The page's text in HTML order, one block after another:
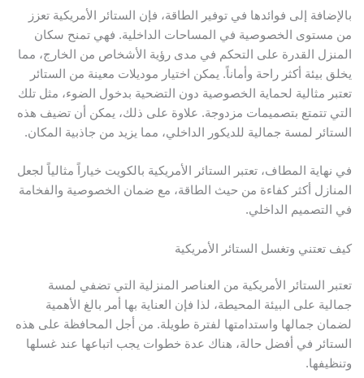
إلى فوائدها في توفير الطاقة، فإن الستائر الأمريكية تعزز
مستوى الخصوصية في المساحات الداخلية. فهي تمنح سكان
القدرة على التحكم في مدى رؤية الأشخاص من الخارج، مما
بيئة أكثر راحة وأماناً. يمكن اختيار موديلات معينة من الستائر
مثالية لحماية الخصوصية دون التضحية بدخول الضوء، مثل تلك
تتمتع بتصميمات مزدوجة. علاوة على ذلك، يمكن أن تضيف هذه
لمسة جمالية للديكور الداخلي، مما يزيد من جاذبية المكان.
نهاية المطاف، تعتبر الستائر الأمريكية بالكويت خياراً مثالياً لجعل
أكثر كفاءة من حيث الطاقة، مع ضمان الخصوصية والفخامة
التصميم الداخلي.
تعتني وتغسل الستائر الأمريكية
الستائر الأمريكية من العناصر المنزلية التي تضفي لمسة
على البيئة المحيطة، لذا فإن العناية بها أمر بالغ الأهمية
جمالها واستدامتها لفترة طويلة. من أجل المحافظة على هذه
في أفضل حالة، هناك عدة خطوات يجب اتباعها عند غسلها